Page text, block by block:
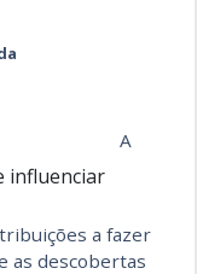
influenciar
A
a fazer
as descobertas